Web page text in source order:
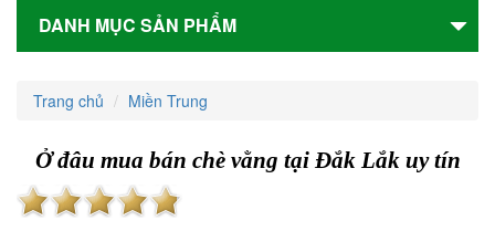
DANH MỤC SẢN PHẨM
Trang chủ Miền Trung
Ở đâu mua bán chè vằng tại Đắk Lắk uy tín